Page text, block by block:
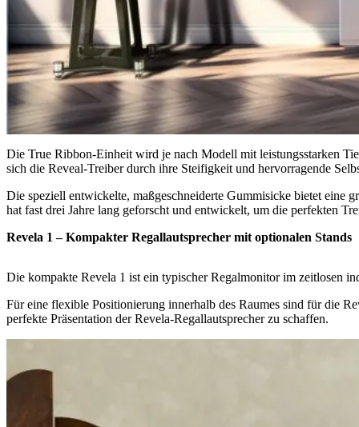
Die True Ribbon-Einheit wird je nach Modell mit leistungsstarken
sich die Reveal-Treiber durch ihre Steifigkeit und hervorragende
Die speziell entwickelte, maßgeschneiderte Gummisicke bietet
hat fast drei Jahre lang geforscht und entwickelt, um die perfekten
Revela 1 – Kompakter Regallautsprecher mit optionalen Stands
Die kompakte Revela 1 ist ein typischer Regalmonitor im zeitlosen
Für eine flexible Positionierung innerhalb des Raumes sind für die
perfekte Präsentation der Revela-Regallautsprecher zu schaffen.